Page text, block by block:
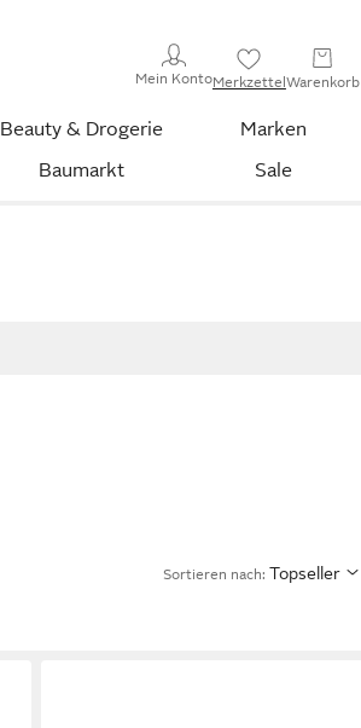
Mein KontoMerkzettelWarenkorb
Beauty & Drogerie
Marken
Baumarkt Sale
Sortieren nach: Topseller